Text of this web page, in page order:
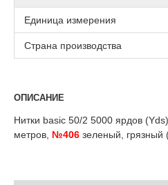
Единица измерения
Страна производства
ОПИСАНИЕ
Нитки basic 50/2 5000 ярдов
метров, №406 зеленый, грязный